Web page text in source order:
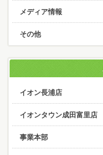
メディア情報
その他
イオン長浦店
イオンタウン成田富里店
事業本部